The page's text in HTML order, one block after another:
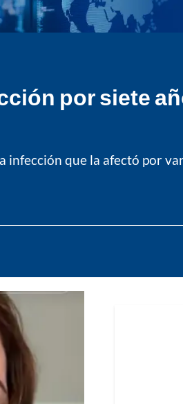
por siete
infección que la afectó por